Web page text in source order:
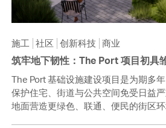
施工 社区 创新科技 商业
筑牢地下韧性：The Port 项目初具
The Port 基础设施建设项目是为期多
保护住宅、街道与公共空间免受日益
地面营造更绿色、联通、便民的街区环